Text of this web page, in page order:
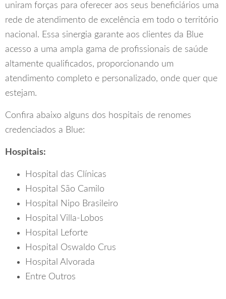
uniram forças para oferecer aos seus beneficiários uma
rede de atendimento de excelência em todo o território
nacional. Essa sinergia garante aos clientes da Blue
acesso a uma ampla gama de profissionais de saúde
altamente qualificados, proporcionando um
atendimento completo e personalizado, onde quer que
estejam.
Confira abaixo alguns dos hospitais de renomes
credenciados a Blue:
Hospitais:
Hospital das Clínicas
Hospital São Camilo
Hospital Nipo Brasileiro
Hospital Villa-Lobos
Hospital Leforte
Hospital Oswaldo Crus
Hospital Alvorada
Entre Outros